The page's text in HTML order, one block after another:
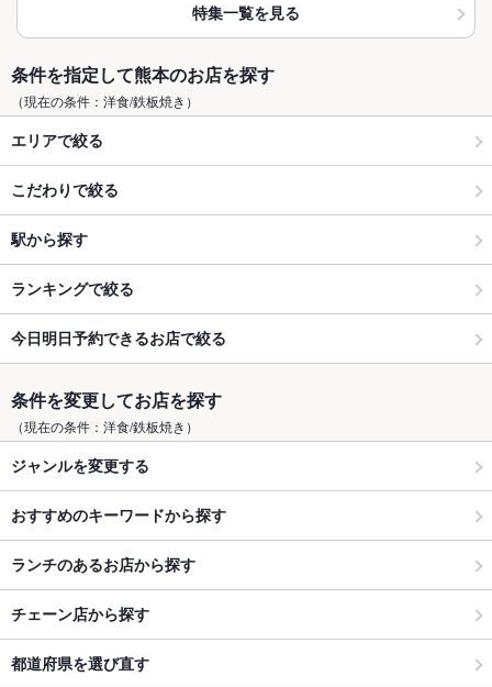
特集一覧を見る
条件を指定して熊本のお店を探す
（現在の条件：洋食/鉄板焼き）
エリアで絞る
こだわりで絞る
駅から探す
ランキングで絞る
今日明日予約できるお店で絞る
条件を変更してお店を探す
（現在の条件：洋食/鉄板焼き）
ジャンルを変更する
おすすめのキーワードから探す
ランチのあるお店から探す
チェーン店から探す
都道府県を選び直す